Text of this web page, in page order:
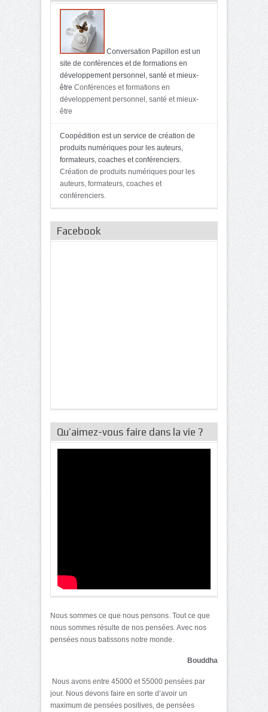
Conversation Papillon est un
site de conférences et de formations en
développement personnel, santé et mieux-
être Conférences et formations en
développement personnel, santé et mieux-
être
Coopédition est un service de création de
produits numériques pour les auteurs,
formateurs, coaches et conférenciers.
Création de produits numériques pour les
auteurs, formateurs, coaches et
conférenciers.
Facebook
Qu’aimez-vous faire dans la vie ?
Nous sommes ce que nous pensons. Tout ce que
nous sommes résulte de nos pensées. Avec nos
pensées nous batissons notre monde.
Bouddha
Nous avons entre 45000 et 55000 pensées par
jour. Nous devons faire en sorte d’avoir un
maximum de pensées positives, de pensées